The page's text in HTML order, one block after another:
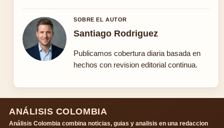
SOBRE EL AUTOR
Santiago Rodriguez
Publicamos cobertura diaria basada en
hechos con revision editorial continua.
ANÁLISIS COLOMBIA
Análisis Colombia combina noticias, guias y analisis en una redaccion